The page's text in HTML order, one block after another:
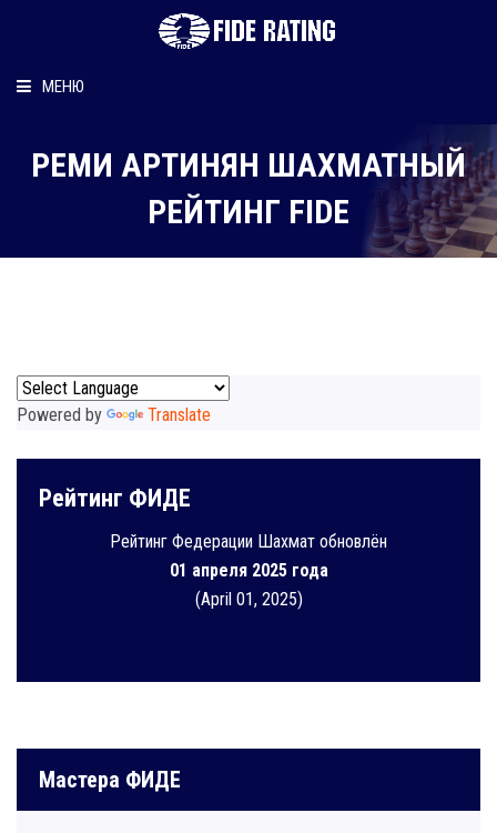
МЕНЮ
Рейтинг шахматиста
Персональный информер
РЕМИ АРТИНЯН ШАХМАТНЫЙ
РЕЙТИНГ FIDE
Powered by Translate
Рейтинг ФИДЕ
Рейтинг Федерации Шахмат обновлён
01 апреля 2025 года
(April 01, 2025)
Мастера ФИДЕ